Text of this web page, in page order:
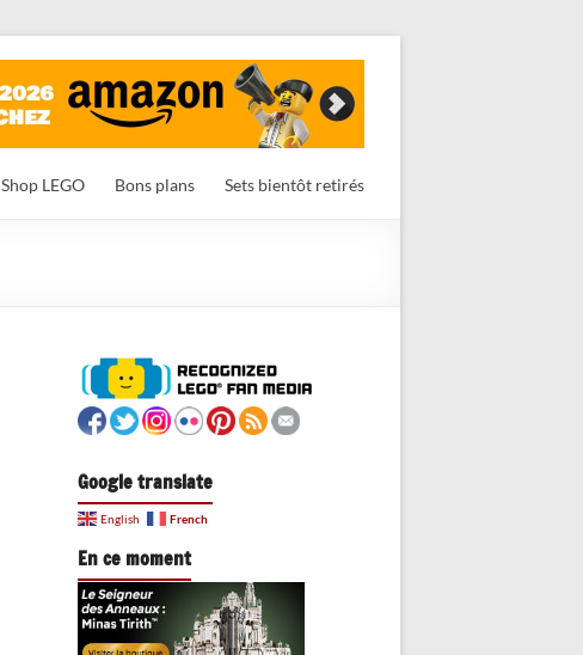
Shop LEGO Bons plans Sets bientôt retirés
Google translate
English French
En ce moment